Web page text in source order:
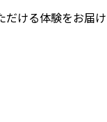
ける体験をお届け